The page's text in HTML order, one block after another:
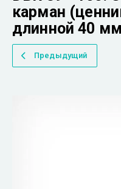
карман
длинной 40
Предыдущий